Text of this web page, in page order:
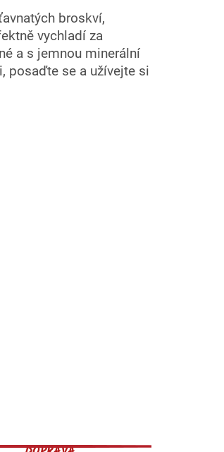
broskví,
vychladí za
a s jemnou minerální
posaďte se a užívejte si